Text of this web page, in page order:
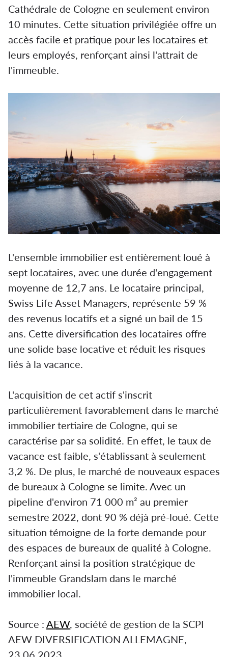
Cathédrale de Cologne en seulement environ
10 minutes. Cette situation privilégiée offre un
accès facile et pratique pour les locataires et
leurs employés, renforçant ainsi l'attrait de
l'immeuble.
L'ensemble immobilier est entièrement loué à
sept locataires, avec une durée d'engagement
moyenne de 12,7 ans. Le locataire principal,
Swiss Life Asset Managers, représente 59 %
des revenus locatifs et a signé un bail de 15
ans. Cette diversification des locataires offre
une solide base locative et réduit les risques
liés à la vacance.
L'acquisition de cet actif s'inscrit
particulièrement favorablement dans le marché
immobilier tertiaire de Cologne, qui se
caractérise par sa solidité. En effet, le taux de
vacance est faible, s'établissant à seulement
3,2 %. De plus, le marché de nouveaux espaces
de bureaux à Cologne se limite. Avec un
pipeline d'environ 71 000 m² au premier
semestre 2022, dont 90 % déjà pré-loué. Cette
situation témoigne de la forte demande pour
des espaces de bureaux de qualité à Cologne.
Renforçant ainsi la position stratégique de
l'immeuble Grandslam dans le marché
immobilier local.
Source : AEW, société de gestion de la SCPI
AEW DIVERSIFICATION ALLEMAGNE,